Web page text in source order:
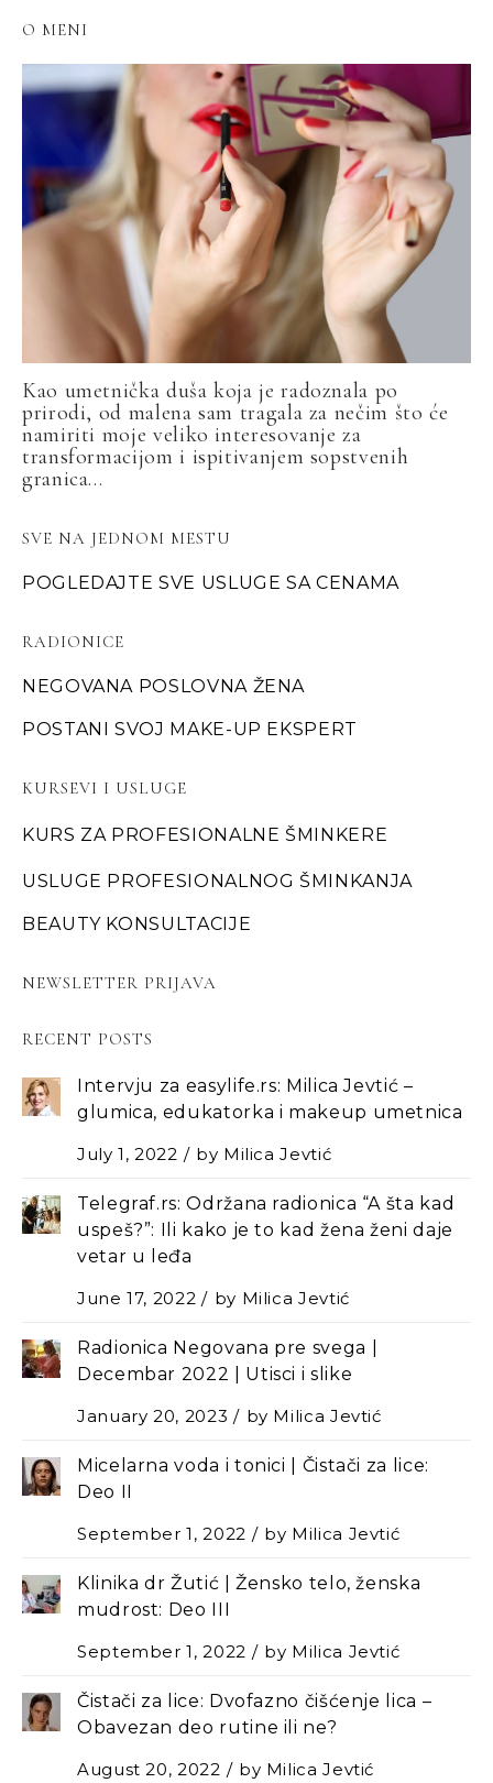
O MENI
Kao umetnička duša koja je radoznala po
prirodi, od malena sam tragala za nečim što će
namiriti moje veliko interesovanje za
transformacijom i ispitivanjem sopstvenih
granica...
SVE NA JEDNOM MESTU
POGLEDAJTE SVE USLUGE SA CENAMA
RADIONICE
NEGOVANA POSLOVNA ŽENA
POSTANI SVOJ MAKE-UP EKSPERT
KURSEVI I USLUGE
KURS ZA PROFESIONALNE ŠMINKERE
USLUGE PROFESIONALNOG ŠMINKANJA
BEAUTY KONSULTACIJE
NEWSLETTER PRIJAVA
RECENT POSTS
Intervju za easylife.rs: Milica Jevtić –
glumica, edukatorka i makeup umetnica
July 1, 2022
by Milica Jevtić
Telegraf.rs: Održana radionica “A šta kad
uspeš?”: Ili kako je to kad žena ženi daje
vetar u leđa
June 17, 2022
by Milica Jevtić
Radionica Negovana pre svega |
Decembar 2022 | Utisci i slike
January 20, 2023
by Milica Jevtić
Micelarna voda i tonici | Čistači za lice:
Deo II
September 1, 2022
by Milica Jevtić
Klinika dr Žutić | Žensko telo, ženska
mudrost: Deo III
September 1, 2022
by Milica Jevtić
Čistači za lice: Dvofazno čišćenje lica –
Оbavezan deo rutine ili ne?
August 20, 2022
by Milica Jevtić